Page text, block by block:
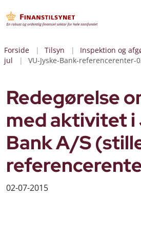
Forside Tilsyn Inspektion og
jul
VU-Jyske-Bank-referencerenter-
Redegørelse
med aktivitet i
Bank A/S
02-07-2015